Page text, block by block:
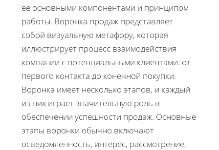
ее основными компонентами и принципом
работы. Воронка продаж представляет
собой визуальную метафору, которая
иллюстрирует процесс взаимодействия
компании с потенциальными клиентами: от
первого контакта до конечной покупки.
Воронка имеет несколько этапов, и каждый
из них играет значительную роль в
обеспечении успешности продаж. Основные
этапы воронки обычно включают
осведомленность, интерес, рассмотрение,